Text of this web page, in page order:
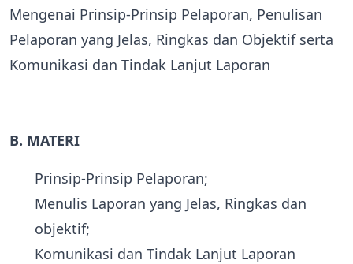
Mengenai Prinsip-Prinsip Pelaporan, Penulisan
Pelaporan yang Jelas, Ringkas dan Objektif serta
Komunikasi dan Tindak Lanjut Laporan
B. MATERI
Prinsip-Prinsip Pelaporan;
Menulis Laporan yang Jelas, Ringkas dan
objektif;
Komunikasi dan Tindak Lanjut Laporan